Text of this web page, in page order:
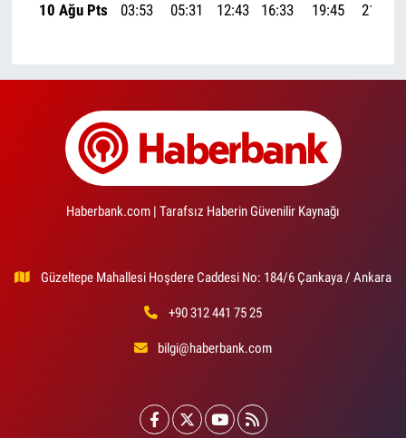
10 Ağu Pts
03:53 05:31 12:43 16:33 19:45 21:16
Haberbank.com | Tarafsız Haberin Güvenilir Kaynağı
Güzeltepe Mahallesi Hoşdere Caddesi No: 184/6 Çankaya / Ankara
+90 312 441 75 25
bilgi@haberbank.com